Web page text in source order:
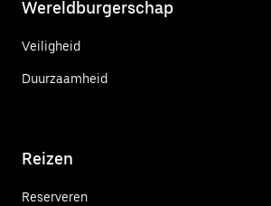
Wereldburgerschap
Veiligheid
Duurzaamheid
Reizen
Reserveren